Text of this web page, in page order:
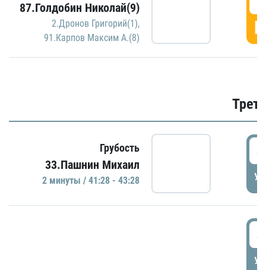
87.Голдобин Николай(9)
2.Дронов Григорий(1),
91.Карпов Максим А.(8)
Грубость
33.Пашнин Михаил
2 минуты / 41:28 - 43:28